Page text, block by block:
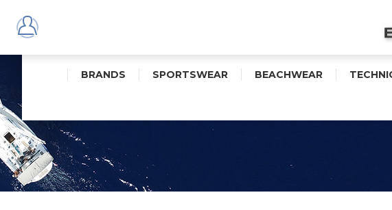
BRANDS SPORTSWEAR BEACHWEAR